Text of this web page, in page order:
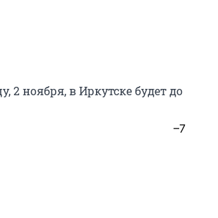
2 ноября, в Иркутске будет до
–7